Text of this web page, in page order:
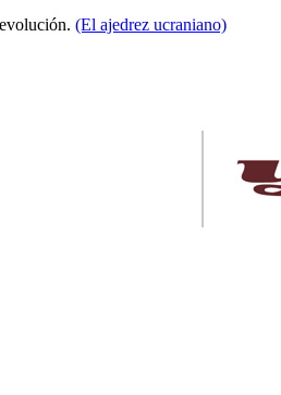
(El ajedrez ucraniano)